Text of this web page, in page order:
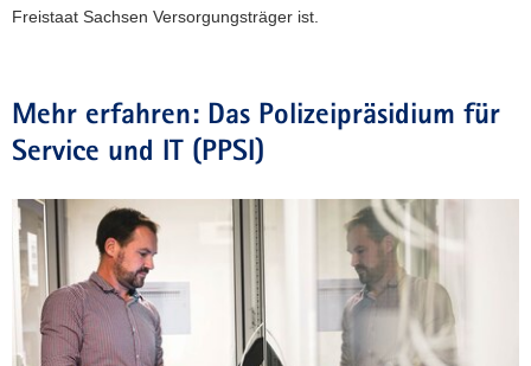
Freistaat Sachsen Versorgungsträger ist.
Mehr erfahren: Das Polizeipräsidium für
Service und IT (PPSI)